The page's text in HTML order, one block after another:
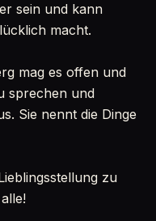
sein und kann
macht.
mag es offen und
sprechen und
Sie nennt die Dinge
zu